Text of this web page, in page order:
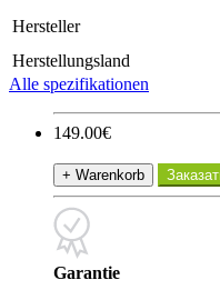
Hersteller
Herstellungsland
Alle spezifikationen
149.00€
+ Warenkorb
Garantie